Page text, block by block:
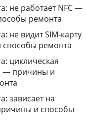
не работает NFC —
ремонта
не видит SIM‑карту
ремонта
циклическая
— причины и
зависает на
и способы